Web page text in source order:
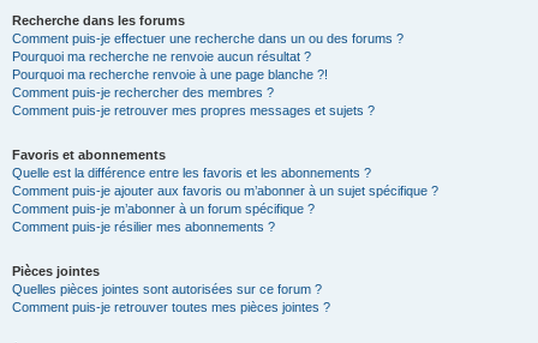
Recherche dans les forums
Comment puis-je effectuer une recherche dans un ou des forums ?
Pourquoi ma recherche ne renvoie aucun résultat ?
Pourquoi ma recherche renvoie à une page blanche ?!
Comment puis-je rechercher des membres ?
Comment puis-je retrouver mes propres messages et sujets ?
Favoris et abonnements
Quelle est la différence entre les favoris et les abonnements ?
Comment puis-je ajouter aux favoris ou m’abonner à un sujet spécifique ?
Comment puis-je m’abonner à un forum spécifique ?
Comment puis-je résilier mes abonnements ?
Pièces jointes
Quelles pièces jointes sont autorisées sur ce forum ?
Comment puis-je retrouver toutes mes pièces jointes ?